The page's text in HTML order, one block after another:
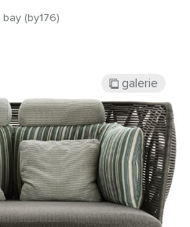
bay (by176)
galerie